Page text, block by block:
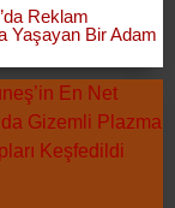
Reklam
Yaşayan Bir Adam